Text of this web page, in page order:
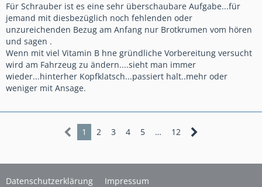
Für Schrauber ist es eine sehr überschaubare Aufgabe...für
jemand mit diesbezüglich noch fehlenden oder
unzureichenden Bezug am Anfang nur Brotkrumen vom hören
und sagen .
Wenn mit viel Vitamin B hne gründliche Vorbereitung versucht
wird am Fahrzeug zu ändern....sieht man immer
wieder...hinterher Kopfklatsch...passiert halt..mehr oder
weniger mit Ansage.
1 2 3 4 5 … 12
Datenschutzerklärung Impressum